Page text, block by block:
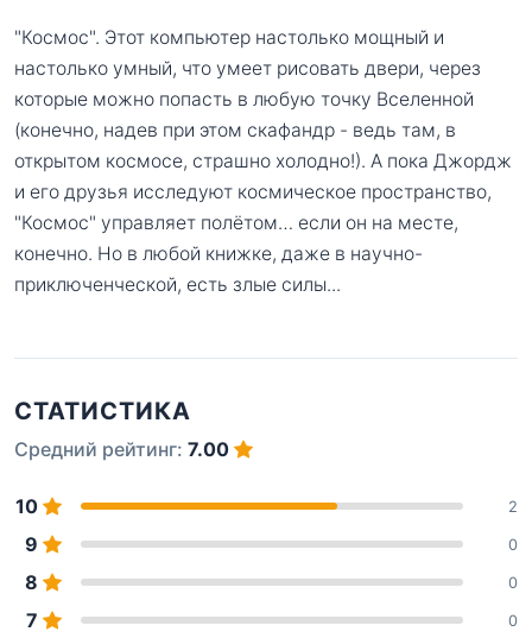
"Космос". Этот компьютер настолько мощный и
настолько умный, что умеет рисовать двери, через
которые можно попасть в любую точку Вселенной
(конечно, надев при этом скафандр - ведь там, в
открытом космосе, страшно холодно!). А пока Джордж
и его друзья исследуют космическое пространство,
"Космос" управляет полётом… если он на месте,
конечно. Но в любой книжке, даже в научно-
приключенческой, есть злые силы...
СТАТИСТИКА
Средний рейтинг: 7.00
10 2
9 0
8 0
7 0